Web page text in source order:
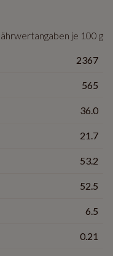
je 100 g
2367
565
36.0
21.7
53.2
52.5
6.5
0.21